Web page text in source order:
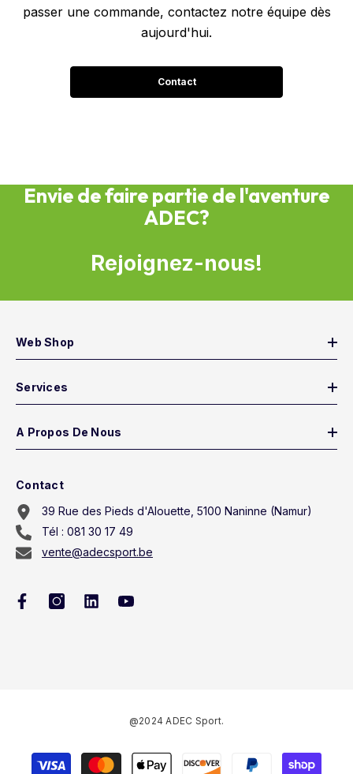
passer une commande, contactez notre équipe dès
aujourd'hui.
Contact
Envie de faire partie de l'aventure
ADEC?
Rejoignez-nous!
Web Shop
Services
A Propos De Nous
Contact
39 Rue des Pieds d'Alouette, 5100 Naninne (Namur)
Tél : 081 30 17 49
vente@adecsport.be
@2024 ADEC Sport.
Payment